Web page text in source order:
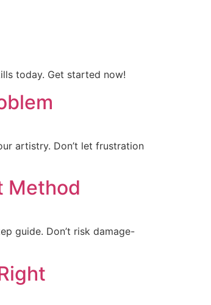
today. Get started now!
artistry. Don’t let frustration
Method
guide. Don’t risk damage-